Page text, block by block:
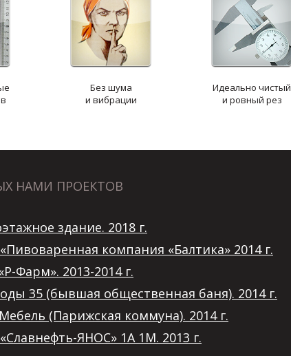
Без шума
и вибрации
Идеально чистый
и ровный рез
НАМИ ПРОЕКТОВ
здание. 2018 г.
компания «Балтика» 2014 г.
Фарм». 2013-2014 г.
35 (бывшая общественная баня). 2014 г.
(Парижская коммуна). 2014 г.
ЯНОС» 1А 1М. 2013 г.